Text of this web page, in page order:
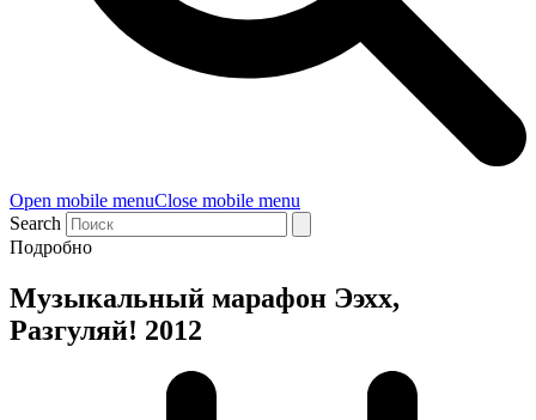
Open mobile menuClose mobile menu
Search
Подробно
Музыкальный марафон Ээхх,
Разгуляй! 2012